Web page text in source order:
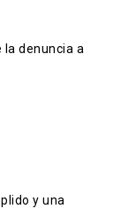
la denuncia a
y una